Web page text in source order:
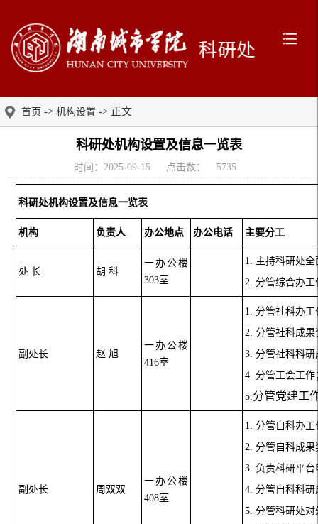
首页 -> 机构设置 -> 正文
科研处机构设置及信息一览表
时间：2025-09-15 点击数： 5735
科研处机构设置及信息一览表
机构 负责人 办公地点 办公电话 主要分工
处 长 胡 科
一办公楼
303室
1. 主持科研处全
2. 分管综合办工
副处长 赵 旭
一办公楼
416室
1. 分管社科办工
2. 分管社科成果
3. 分管社科科
4. 分管工会工作
5.分管党建工
副处长 周双双
一办公楼
408室
1. 分管自科办工
2. 分管自科成果
3. 负责科研平
4. 分管自科科
5. 分管科研处